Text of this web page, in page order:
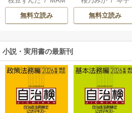
皇子殿下がどうも
溺愛してくれてい
AKOTO / 鴉羽凛燈
無料立読み
てください
無料立読み
小説・実用書の最新刊